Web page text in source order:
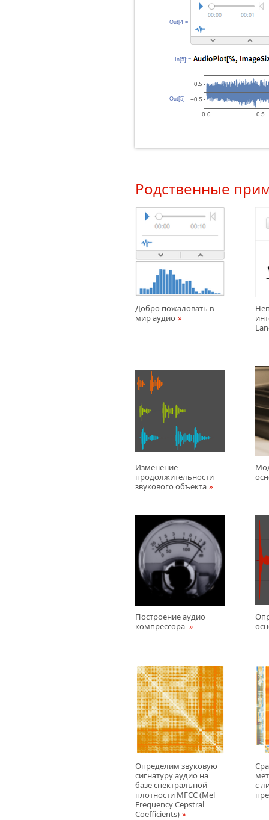
Out[4]=
In[5]:=
Out[5]=
Родственные
Добро пожаловать в
мир аудио
Изменение
продолжительности
звукового объекта
Построение аудио
компрессора
Определим звуковую
сигнатуру аудио на
базе спектральной
плотности MFCC (Mel
Frequency Cepstral
Coefficients)
с